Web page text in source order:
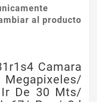
al producto
Camara
De 30 Mts/